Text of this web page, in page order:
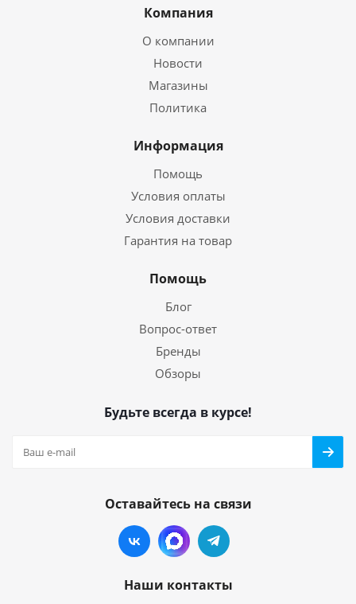
Компания
О компании
Новости
Магазины
Политика
Информация
Помощь
Условия оплаты
Условия доставки
Гарантия на товар
Помощь
Блог
Вопрос-ответ
Бренды
Обзоры
Будьте всегда в курсе!
Оставайтесь на связи
Наши контакты